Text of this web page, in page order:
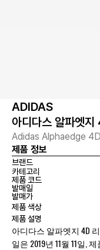
ADIDAS
아디다스 알파엣
Adidas Alphaedge
제품 정보
브랜드
카테고리
제품 코드
발매일
발매가
제품 색상
제품 설명
아디다스 알파엣지 4D
일은 2019년 11월 11일,